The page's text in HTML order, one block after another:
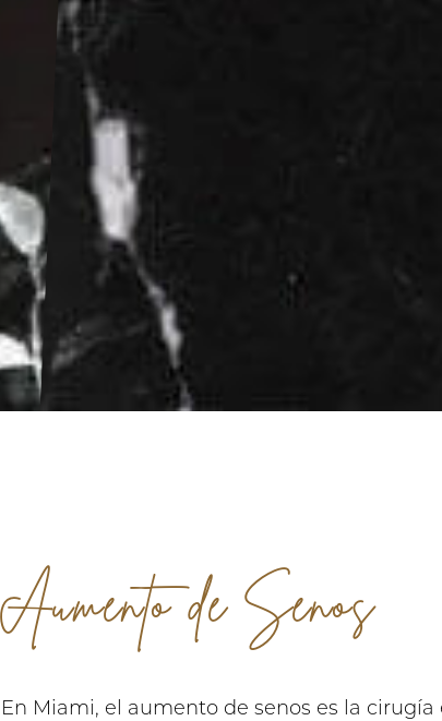
Aumento de Senos
En Miami, el aumento de senos es la cirugía